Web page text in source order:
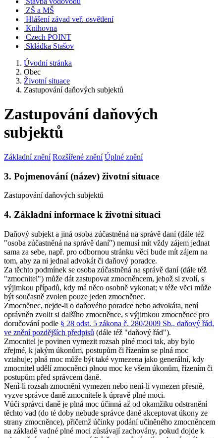
ZŠ a MŠ
Hlášení závad veř. osvětlení
Knihovna
Czech POINT
Skládka Stašov
Úvodní stránka
Obec
Životní situace
Zastupování daňových subjektů
Zastupování daňových
subjektů
Základní znění Rozšířené znění Úplné znění
3. Pojmenování (název) životní situace
Zastupování daňových subjektů
4. Základní informace k životní situaci
Daňový subjekt a jiná osoba zúčastněná na správě daní (dále též
"osoba zúčastněná na správě daní") nemusí mít vždy zájem jednat
sama za sebe, např. pro odbornou stránku věci bude mít zájem na
tom, aby za ni jednal advokát či daňový poradce.
Za těchto podmínek se osoba zúčastněná na správě daní (dále též
"zmocnitel") může dát zastupovat zmocněncem, jehož si zvolí, s
výjimkou případů, kdy má něco osobně vykonat; v téže věci může
být současně zvolen pouze jeden zmocněnec.
Zmocněnec, nejde-li o daňového poradce nebo advokáta, není
oprávněn zvolit si dalšího zmocněnce, s výjimkou zmocněnce pro
doručování podle § 28 odst. 5 zákona č. 280/2009 Sb., daňový řád,
ve znění pozdějších předpisů (dále též "daňový řád").
Zmocnitel je povinen vymezit rozsah plné moci tak, aby bylo
zřejmé, k jakým úkonům, postupům či řízením se plná moc
vztahuje; plná moc může být také vymezena jako generální, kdy
zmocnitel udělí zmocněnci plnou moc ke všem úkonům, řízením či
postupům před správcem daně.
Není-li rozsah zmocnění vymezen nebo není-li vymezen přesně,
vyzve správce daně zmocnitele k úpravě plné moci.
Vůči správci daně je plná moc účinná až od okamžiku odstranění
těchto vad (do té doby nebude správce daně akceptovat úkony ze
strany zmocněnce), přičemž účinky podání učiněného zmocněncem
na základě vadné plné moci zůstávají zachovány, pokud dojde k